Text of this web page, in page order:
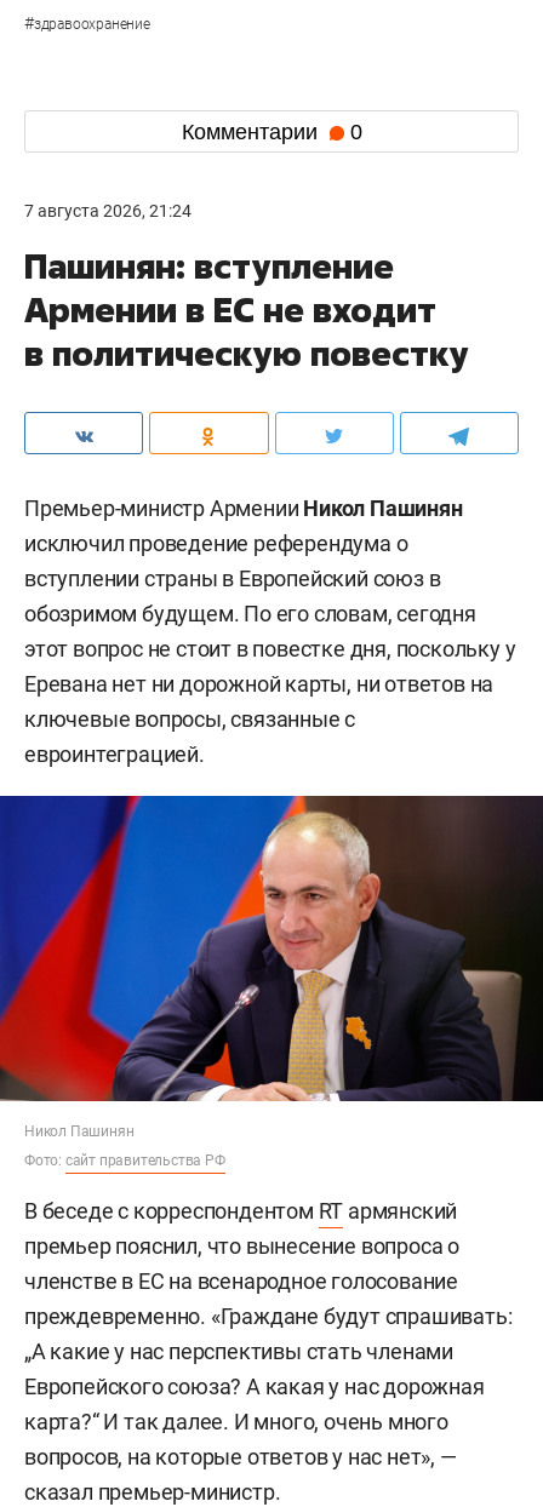
#здравоохранение
Комментарии 0
7 августа 2026, 21:24
Пашинян: вступление
Армении в ЕС не входит
в политическую повестку
Премьер-министр Армении Никол Пашинян
исключил проведение референдума о
вступлении страны в Европейский союз в
обозримом будущем. По его словам, сегодня
этот вопрос не стоит в повестке дня, поскольку у
Еревана нет ни дорожной карты, ни ответов на
ключевые вопросы, связанные с
евроинтеграцией.
Никол Пашинян
Фото: сайт правительства РФ
В беседе с корреспондентом RT армянский
премьер пояснил, что вынесение вопроса о
членстве в ЕС на всенародное голосование
преждевременно. «Граждане будут спрашивать:
„А какие у нас перспективы стать членами
Европейского союза? А какая у нас дорожная
карта?“ И так далее. И много, очень много
вопросов, на которые ответов у нас нет», —
сказал премьер-министр.